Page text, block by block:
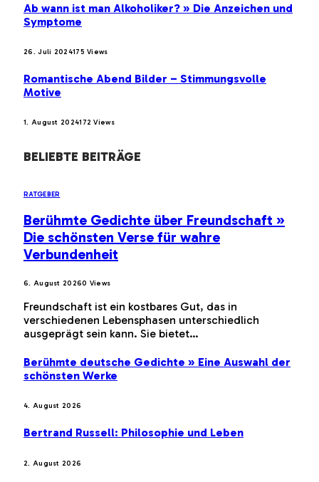
Ab wann ist man Alkoholiker? » Die Anzeichen und
Symptome
26. Juli 2024175Views
Romantische Abend Bilder – Stimmungsvolle
Motive
1. August 2024172Views
BELIEBTE BEITRÄGE
RATGEBER
Berühmte Gedichte über Freundschaft »
Die schönsten Verse für wahre
Verbundenheit
6. August 20260 Views
Freundschaft ist ein kostbares Gut, das in
verschiedenen Lebensphasen unterschiedlich
ausgeprägt sein kann. Sie bietet…
Berühmte deutsche Gedichte » Eine Auswahl der
schönsten Werke
4. August 2026
Bertrand Russell: Philosophie und Leben
2. August 2026